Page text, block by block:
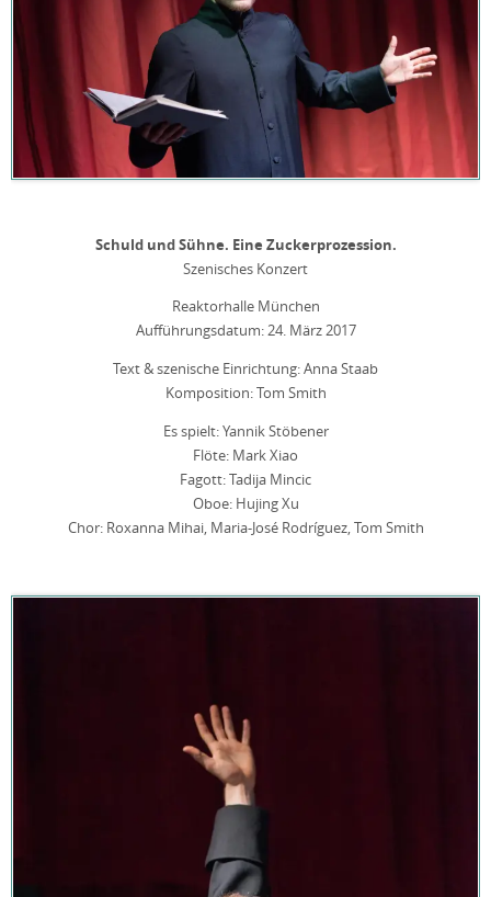
Schuld und Sühne. Eine Zuckerprozession.
Szenisches Konzert
Reaktorhalle München
Aufführungsdatum: 24. März 2017
Text & szenische Einrichtung: Anna Staab
Komposition: Tom Smith
Es spielt: Yannik Stöbener
Flöte: Mark Xiao
Fagott: Tadija Mincic
Oboe: Hujing Xu
Chor: Roxanna Mihai, Maria-José Rodríguez, Tom Smith